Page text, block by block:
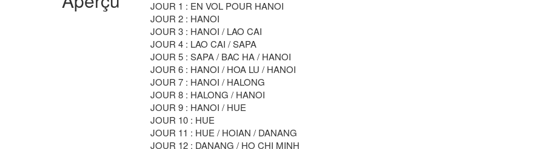
JOUR 1 : EN VOL POUR HANOI
JOUR 2 : HANOI
JOUR 3 : HANOI / LAO CAI
JOUR 4 : LAO CAI / SAPA
JOUR 5 : SAPA / BAC HA / HANOI
JOUR 6 : HANOI / HOA LU / HANOI
JOUR 7 : HANOI / HALONG
JOUR 8 : HALONG / HANOI
JOUR 9 : HANOI / HUE
JOUR 10 : HUE
JOUR 11 : HUE / HOIAN / DANANG
JOUR 12 : DANANG / HO CHI MINH